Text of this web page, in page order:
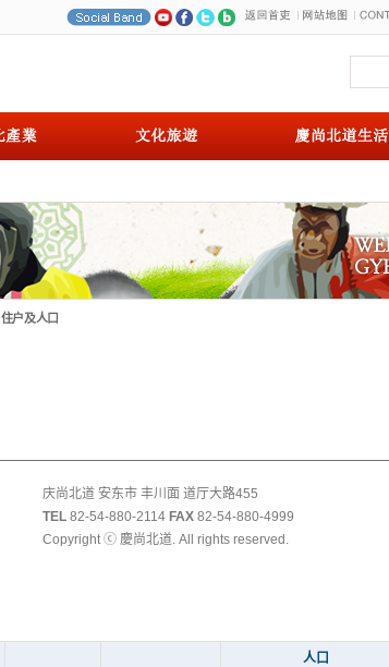
住户及人口
庆尚北道 安东市 丰川面 道厅大路455
TEL 82-54-880-2114 FAX 82-54-880-4999
Copyright ⓒ 慶尚北道. All rights reserved.
人口